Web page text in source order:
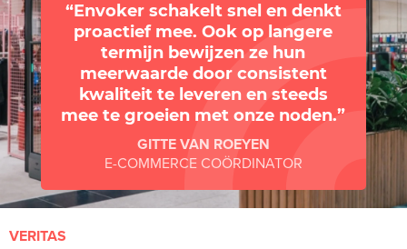
Envoker schakelt snel en denkt
proactief mee. Ook op langere
termijn bewijzen ze hun
meerwaarde door consistent
kwaliteit te leveren en steeds
mee te groeien met onze noden.
GITTE VAN ROEYEN
E-COMMERCE COÖRDINATOR
VERITAS